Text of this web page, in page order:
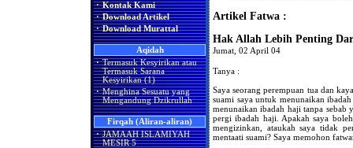
· Kontak Kami
· Download Artikel
· Download Murattal
Aqidah
· Termasuk Kesyirikan atau
Termasuk Sarana
Kesyirikan (1)
· Menghina Sesuatu yang
Mengandung Dzikrullah
Firqah (Aliran-aliran)
· JAMAAH ISLAMIYAH
MESIR 5
Artikel Fatwa :
Hak Allah Lebih Penting
Jumat, 02 April 04
Tanya :
Saya seorang perempuan tua dan
suami saya untuk menunaikan
menunaikan ibadah haji tanpa sebab
pergi ibadah haji. Apakah saya
mengizinkan, ataukah saya tidak
mentaati suami? Saya memohon